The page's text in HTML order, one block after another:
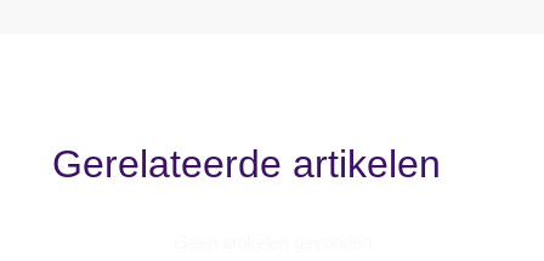
Gerelateerde artikelen